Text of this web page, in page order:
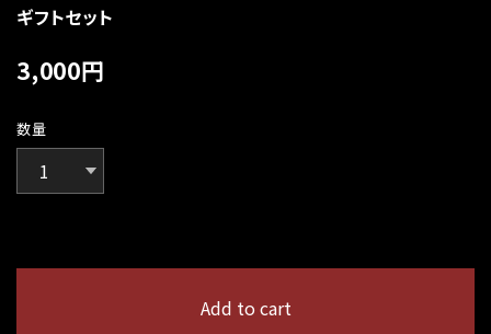
ギフトセット
3,000円
数量
Add to cart